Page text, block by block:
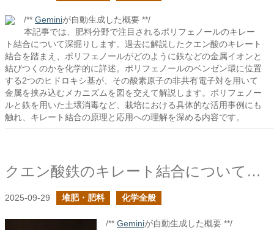
/** Geminiが自動生成した概要 **/
本記事では、肥料分野で注目されるポリフェノールのキレー
ト結合について深掘りします。過去に解説したクエン酸のキレート
結合を踏まえ、ポリフェノールがどのように鉄などの金属イオンと
結びつくのかを化学的に詳述。ポリフェノールのベンゼン環に位置
する2つのヒドロキシ基が、その酸素原子の非共有電子対を用いて
金属を挟み込むメカニズムを図を交えて解説します。ポリフェノー
ルと鉄を用いた土壌消毒など、栽培における具体的な活用事例にも
触れ、キレート結合の原理と応用への理解を深める内容です。
クエン酸鉄のキレート結合について再び
2025-09-29 堆肥・肥料 化学全般
/** Geminiが自動生成した概要 **/